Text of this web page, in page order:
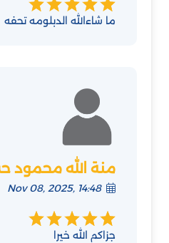
ما شاءالله الدبلومه تحفه
منة الله محمود
Nov 08, 2025, 14:48
جزاكم الله خيرا